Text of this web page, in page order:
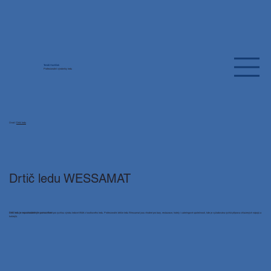
Tomáš Havlíček
Profesionální výrobníky ledu
Drtič ledu WESSAMAT
Drtič ledu je nepostradatelným pomocníkempro rychlou výrobu ledové tříště z kostkového ledu. Profesionální drtiče ledu Wessamat jsou vhodné pro bary, restaurace, hotely i cateringové společnosti, kde je vyžadována rychlá příprava chlazených nápojů a
koktejlů.
Úvod/ Drtič ledu